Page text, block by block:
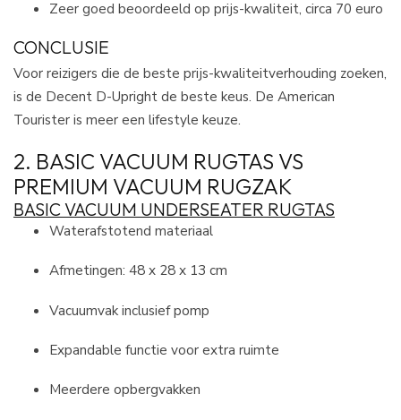
Zeer goed beoordeeld op prijs-kwaliteit, circa 70 euro
CONCLUSIE
Voor reizigers die de beste prijs-kwaliteitverhouding zoeken,
is de Decent D-Upright de beste keus. De American
Tourister is meer een lifestyle keuze.
2. BASIC VACUUM RUGTAS VS
PREMIUM VACUUM RUGZAK
BASIC VACUUM UNDERSEATER RUGTAS
Waterafstotend materiaal
Afmetingen: 48 x 28 x 13 cm
Vacuumvak inclusief pomp
Expandable functie voor extra ruimte
Meerdere opbergvakken